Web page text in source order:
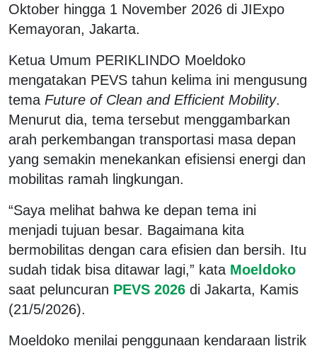
Oktober hingga 1 November 2026 di JIExpo
Kemayoran, Jakarta.
Ketua Umum PERIKLINDO Moeldoko
mengatakan PEVS tahun kelima ini mengusung
tema Future of Clean and Efficient Mobility.
Menurut dia, tema tersebut menggambarkan
arah perkembangan transportasi masa depan
yang semakin menekankan efisiensi energi dan
mobilitas ramah lingkungan.
“Saya melihat bahwa ke depan tema ini
menjadi tujuan besar. Bagaimana kita
bermobilitas dengan cara efisien dan bersih. Itu
sudah tidak bisa ditawar lagi,” kata Moeldoko
saat peluncuran PEVS 2026 di Jakarta, Kamis
(21/5/2026).
Moeldoko menilai penggunaan kendaraan listrik